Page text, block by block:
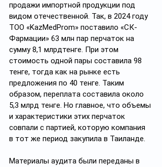
продажи импортной продукции под
видом отечественной. Так, в 2024 году
ТОО «KazMedProm» поставило «СК-
Фармации» 63 млн пар перчаток на
сумму 8,1 млрдтенге. При этом
стоимость одной пары составила 98
тенге, тогда как на рынке есть
предложения по 40 тенге. Таким
образом, переплата составила около
5,3 млрд тенге. Но главное, что объемы
и характеристики этих перчаток
совпали с партией, которую компания
в тот же период закупила в Таиланде.
Материалы аудита были переданы в